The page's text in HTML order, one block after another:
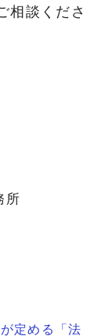
相談くださ
所
定める「法